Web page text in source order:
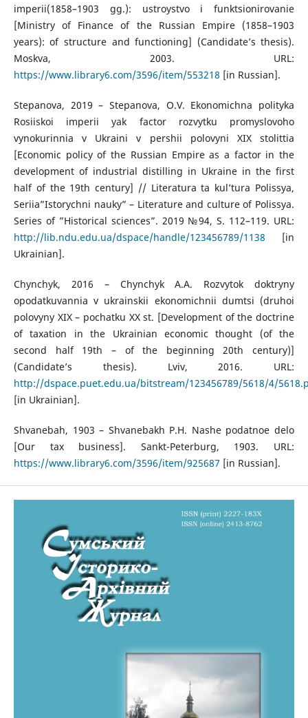
imperii(1858–1903 gg.): ustroystvo i funktsionirovanie
[Ministry of Finance of the Russian Empire (1858–1903
years): of structure and functioning] (Candidate’s thesis).
Moskva, 2003. URL:
https://www.library6.com/3596/item/553218 [in Russian].
Stepanova, 2019 – Stepanova, O.V. Ekonomichna polityka
Rosiiskoi imperii yak factor rozvytku promyslovoho
vynokurinnia v Ukraini v pershii polovyni XIX stolittia
[Economic policy of the Russian Empire as a factor in the
development of industrial distilling in Ukraine in the first
half of the 19th century] // Literatura ta kul’tura Polissya,
Seriia”Istorychni nauky” – Literature and culture of Polissya.
Series of ”Historical sciences”. 2019 №94, S. 112–119. URL:
http://lib.ndu.edu.ua/dspace/handle/123456789/1138 [in
Ukrainian].
Chynchyk, 2016 – Chynchyk A.A. Rozvytok doktryny
opodatkuvannia v ukrainskii ekonomichnii dumtsi (druhoi
polovyny ХІХ – pochatku ХХ st. [Development of the doctrine
of taxation in the Ukrainian economic thought (of the
second half 19th – of the beginning 20th century)]
(Candidate’s thesis). Lviv, 2016. URL:
http://dspace.puet.edu.ua/bitstream/123456789/5618/4/
[in Ukrainian].
Shvanebah, 1903 – Shvanebakh P.H. Nashe podatnoe delo
[Our tax business]. Sankt-Peterburg, 1903. URL:
https://www.library6.com/3596/item/925687 [in Russian].